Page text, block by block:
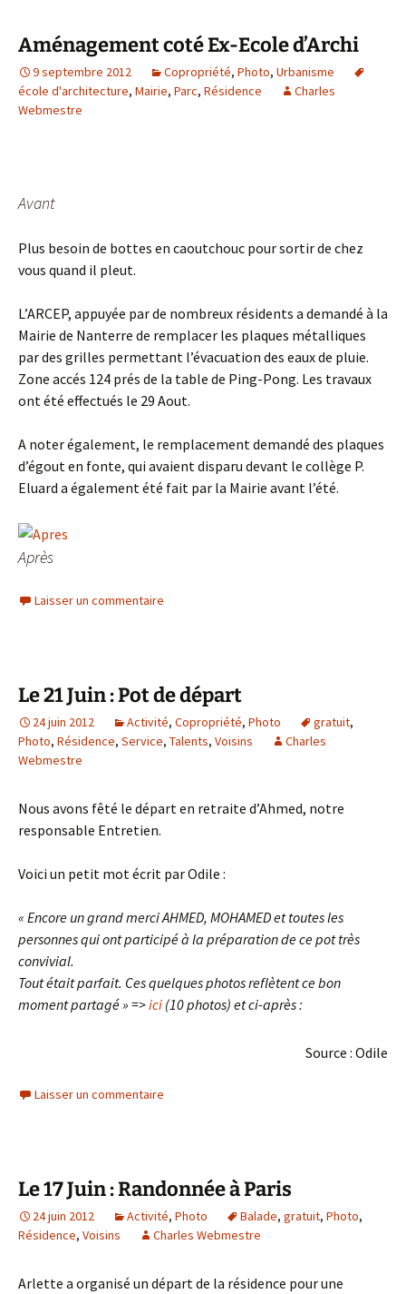
Aménagement coté Ex-Ecole d’Archi
9 septembre 2012 Copropriété, Photo, Urbanisme
école d'architecture, Mairie, Parc, Résidence
Charles
Webmestre
Avant
Plus besoin de bottes en caoutchouc pour sortir de chez
vous quand il pleut.
L’ARCEP, appuyée par de nombreux résidents a demandé à la
Mairie de Nanterre de remplacer les plaques métalliques
par des grilles permettant l’évacuation des eaux de pluie.
Zone accés 124 prés de la table de Ping-Pong. Les travaux
ont été effectués le 29 Aout.
A noter également, le remplacement demandé des plaques
d’égout en fonte, qui avaient disparu devant le collège P.
Eluard a également été fait par la Mairie avant l’été.
Après
Laisser un commentaire
Le 21 Juin : Pot de départ
24 juin 2012 Activité, Copropriété, Photo gratuit,
Photo, Résidence, Service, Talents, Voisins
Charles
Webmestre
Nous avons fêté le départ en retraite d’Ahmed, notre
responsable Entretien.
Voici un petit mot écrit par Odile :
« Encore un grand merci AHMED, MOHAMED et toutes les
personnes qui ont participé à la préparation de ce pot très
convivial.
Tout était parfait. Ces quelques photos reflètent ce bon
moment partagé » =>ici (10 photos) et ci-après :
Source : Odile
Laisser un commentaire
Le 17 Juin : Randonnée à Paris
24 juin 2012 Activité, Photo Balade, gratuit, Photo,
Résidence, Voisins Charles Webmestre
Arlette a organisé un départ de la résidence pour une